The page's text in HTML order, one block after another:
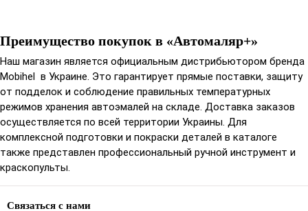
Преимущество покупок в «Автомаляр+»
Наш магазин является официальным дистрибьютором бренда
Mobihel в Украине. Это гарантирует прямые поставки, защиту
от подделок и соблюдение правильных температурных
режимов хранения автоэмалей на складе. Доставка заказов
осуществляется по всей территории Украины. Для
комплексной подготовки и покраски деталей в каталоге
также представлен профессиональный ручной инструмент и
краскопульты.
Связаться с нами